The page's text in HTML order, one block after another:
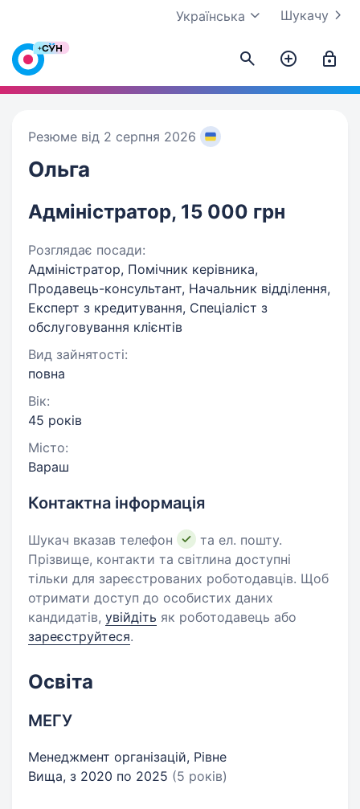
Шукачу
Українська
Резюме від 2 серпня 2026
Ольга
Адміністратор, 15 000 грн
Розглядає посади:
Адміністратор, Помічник керівника,
Продавець-консультант, Начальник відділення,
Експерт з кредитування, Спеціаліст з
обслуговування клієнтів
Вид зайнятості:
повна
Вік:
45 років
Місто:
Вараш
Контактна інформація
Шукач вказав телефон
та ел. пошту.
Прізвище, контакти та світлина доступні
тільки для зареєстрованих роботодавців. Щоб
отримати доступ до особистих даних
кандидатів, увійдіть як роботодавець або
зареєструйтеся.
Освіта
МЕГУ
Менеджмент організацій, Рівне
Вища, з 2020 по 2025 (5 років)